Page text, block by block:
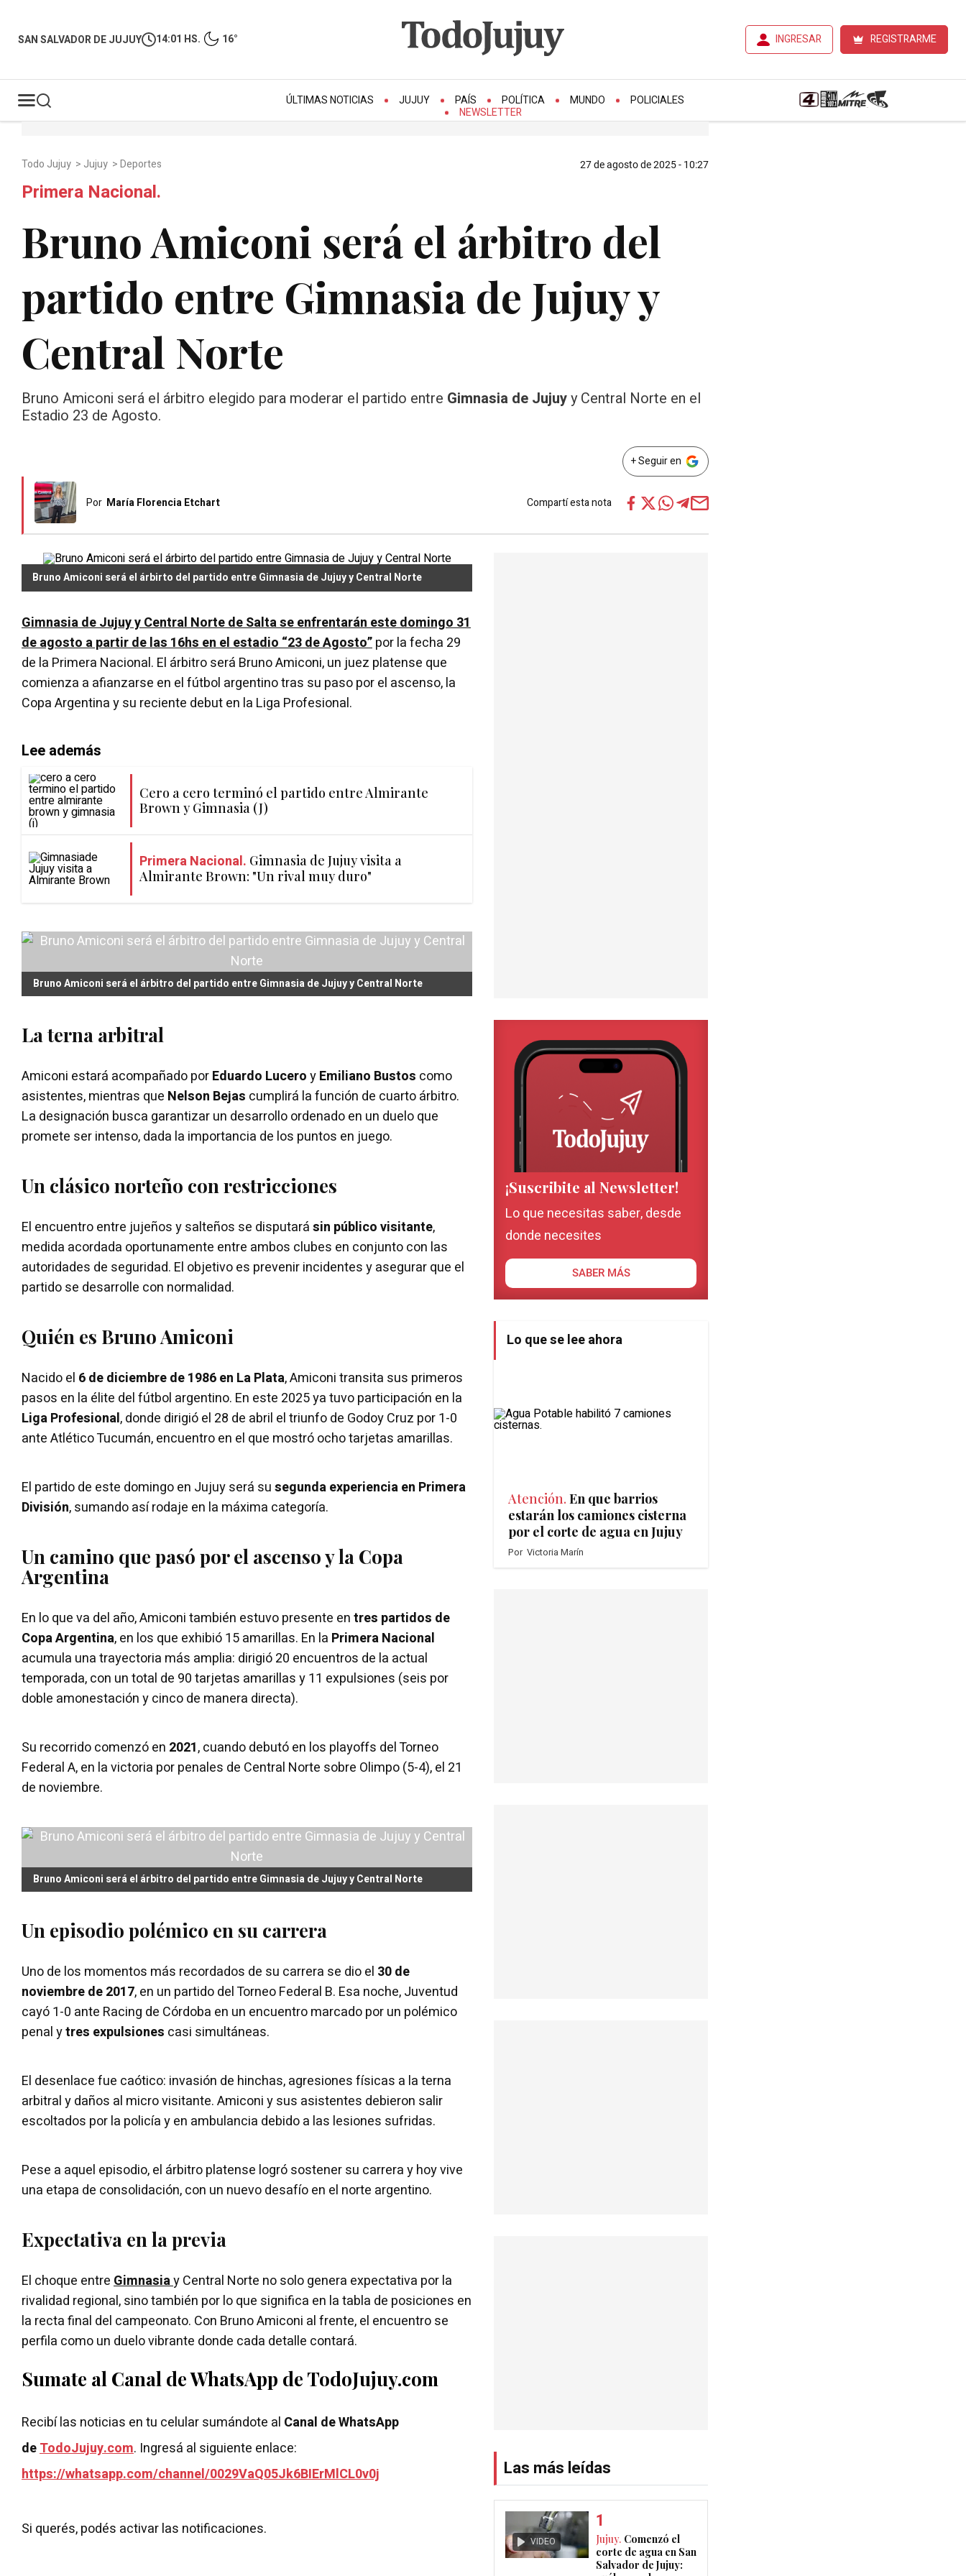
SAN SALVADOR DE JUJUY 14:01 HS. 16° INGRESAR REGISTRARME
ÚLTIMAS NOTICIAS JUJUY PAÍS POLÍTICA MUNDO
POLICIALES
NEWSLETTER
Todo Jujuy > Jujuy >Deportes 27 de agosto de 2025 - 10:27
Primera Nacional.
Bruno Amiconi será el árbitro del
partido entre Gimnasia de Jujuy y
Central Norte
Bruno Amiconi será el árbitro elegido para moderar el partido entre Gimnasia de Jujuyy Central Norte en el
Estadio 23 de Agosto.
+ Seguir en
Por María Florencia Etchart Compartí esta nota
Bruno Amiconi será el árbirto del partido entre Gimnasia de Jujuy y Central Norte
Gimnasia de Jujuy y Central Norte de Salta se enfrentarán este domingo 31
de agosto a partir de las 16hs en el estadio “23 de Agosto”por la fecha 29
de la Primera Nacional. El árbitro será Bruno Amiconi, un juez platense que
comienza a afianzarse en el fútbol argentino tras su paso por el ascenso, la
Copa Argentina y su reciente debut en la Liga Profesional.
Lee además
Cero a cero terminó el partido entre Almirante
Brown y Gimnasia (J)
Primera Nacional. Gimnasia de Jujuy visita a
Almirante Brown: "Un rival muy duro"
Bruno Amiconi será el árbitro del partido entre Gimnasia de Jujuy y Central Norte
La terna arbitral
Amiconi estará acompañado porEduardo LuceroyEmiliano Bustos como
asistentes, mientras que Nelson Bejas cumplirá la función de cuarto árbitro.
La designación busca garantizar un desarrollo ordenado en un duelo que
promete ser intenso, dada la importancia de los puntos en juego.
Un clásico norteño con restricciones
El encuentro entre jujeños y salteños se disputarásin público visitante,
medida acordada oportunamente entre ambos clubes en conjunto con las
autoridades de seguridad. El objetivo es prevenir incidentes y asegurar que el
partido se desarrolle con normalidad.
Quién es Bruno Amiconi
Nacido el 6 de diciembre de 1986 en La Plata, Amiconi transita sus primeros
pasos en la élite del fútbol argentino. En este 2025 ya tuvo participación en la
Liga Profesional, donde dirigió el 28 de abril el triunfo de Godoy Cruz por 1-0
ante Atlético Tucumán, encuentro en el que mostró ocho tarjetas amarillas.
El partido de este domingo en Jujuy será susegunda experiencia en Primera
División, sumando así rodaje en la máxima categoría.
Un camino que pasó por el ascenso y la Copa
Argentina
En lo que va del año, Amiconi también estuvo presente entres partidos de
Copa Argentina, en los que exhibió 15 amarillas. En la Primera Nacional
acumula una trayectoria más amplia: dirigió 20 encuentros de la actual
temporada, con un total de 90 tarjetas amarillas y 11 expulsiones (seis por
doble amonestación y cinco de manera directa).
Su recorrido comenzó en 2021, cuando debutó en los playoffs del Torneo
Federal A, en la victoria por penales de Central Norte sobre Olimpo (5-4), el 21
de noviembre.
Bruno Amiconi será el árbitro del partido entre Gimnasia de Jujuy y Central Norte
Un episodio polémico en su carrera
Uno de los momentos más recordados de su carrera se dio el 30 de
noviembre de 2017, en un partido del Torneo Federal B. Esa noche, Juventud
cayó 1-0 ante Racing de Córdoba en un encuentro marcado por un polémico
penal ytres expulsiones casi simultáneas.
El desenlace fue caótico: invasión de hinchas, agresiones físicas a la terna
arbitral y daños al micro visitante. Amiconi y sus asistentes debieron salir
escoltados por la policía y en ambulancia debido a las lesiones sufridas.
Pese a aquel episodio, el árbitro platense logró sostener su carrera y hoy vive
una etapa de consolidación, con un nuevo desafío en el norte argentino.
Expectativa en la previa
El choque entreGimnasiay Central Norte no solo genera expectativa por la
rivalidad regional, sino también por lo que significa en la tabla de posiciones en
la recta final del campeonato. Con Bruno Amiconi al frente, el encuentro se
perfila como un duelo vibrante donde cada detalle contará.
Sumate al Canal de WhatsApp de TodoJujuy.com
Recibí las noticias en tu celular sumándote al Canal de WhatsApp
deTodoJujuy.com. Ingresá al siguiente enlace:
https://whatsapp.com/channel/0029VaQ05Jk6BIErMlCL0v0j
Si querés, podés activar las notificaciones.
¡Suscribite al Newsletter!
Lo que necesitas saber, desde
donde necesites
SABER MÁS
Lo que se lee ahora
Atención. En que barrios
estarán los camiones cisterna
por el corte de agua en Jujuy
Por Victoria Marín
Las más leídas
VIDEO Jujuy. Comenzó el
corte de agua en San
Salvador de Jujuy: